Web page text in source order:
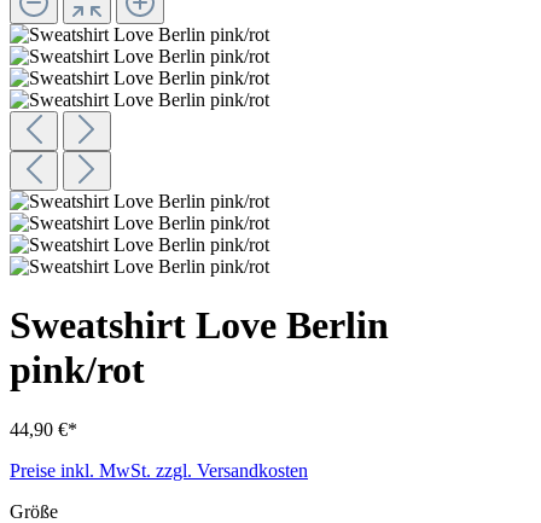
Sweatshirt Love Berlin
pink/rot
44,90 €*
Preise inkl. MwSt. zzgl. Versandkosten
Größe